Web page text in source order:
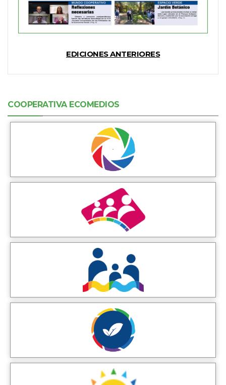
EDICIONES ANTERIORES
COOPERATIVA ECOMEDIOS